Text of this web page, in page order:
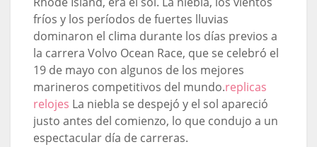
fríos y los períodos de fuertes lluvias
dominaron el clima durante los días previos a
la carrera Volvo Ocean Race, que se celebró el
19 de mayo con algunos de los mejores
marineros competitivos del mundo.replicas
relojes La niebla se despejó y el sol apareció
justo antes del comienzo, lo que condujo a un
espectacular día de carreras.